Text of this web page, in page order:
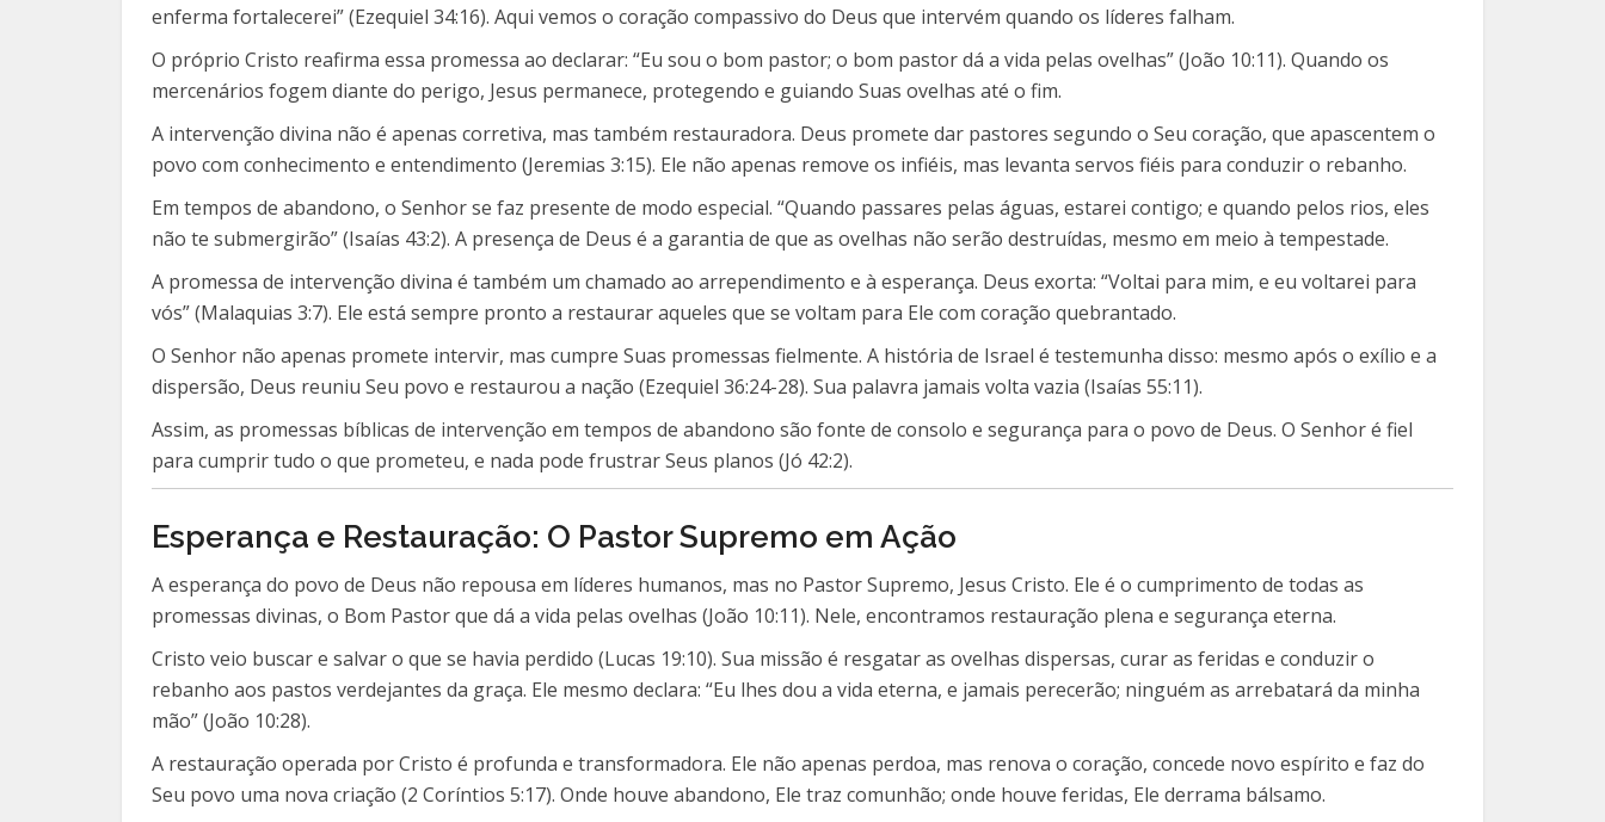
enferma fortalecerei” (Ezequiel 34:16). Aqui vemos o coração compassivo do Deus que intervém quando os líderes falham.
O próprio Cristo reafirma essa promessa ao declarar: “Eu sou o bom pastor; o bom pastor dá a vida pelas ovelhas” (João 10:11). Quando os
mercenários fogem diante do perigo, Jesus permanece, protegendo e guiando Suas ovelhas até o fim.
A intervenção divina não é apenas corretiva, mas também restauradora. Deus promete dar pastores segundo o Seu coração, que apascentem o
povo com conhecimento e entendimento (Jeremias 3:15). Ele não apenas remove os infiéis, mas levanta servos fiéis para conduzir o rebanho.
Em tempos de abandono, o Senhor se faz presente de modo especial. “Quando passares pelas águas, estarei contigo; e quando pelos rios, eles
não te submergirão” (Isaías 43:2). A presença de Deus é a garantia de que as ovelhas não serão destruídas, mesmo em meio à tempestade.
A promessa de intervenção divina é também um chamado ao arrependimento e à esperança. Deus exorta: “Voltai para mim, e eu voltarei para
vós” (Malaquias 3:7). Ele está sempre pronto a restaurar aqueles que se voltam para Ele com coração quebrantado.
O Senhor não apenas promete intervir, mas cumpre Suas promessas fielmente. A história de Israel é testemunha disso: mesmo após o exílio e a
dispersão, Deus reuniu Seu povo e restaurou a nação (Ezequiel 36:24-28). Sua palavra jamais volta vazia (Isaías 55:11).
Assim, as promessas bíblicas de intervenção em tempos de abandono são fonte de consolo e segurança para o povo de Deus. O Senhor é fiel
para cumprir tudo o que prometeu, e nada pode frustrar Seus planos (Jó 42:2).
Esperança e Restauração: O Pastor Supremo em Ação
A esperança do povo de Deus não repousa em líderes humanos, mas no Pastor Supremo, Jesus Cristo. Ele é o cumprimento de todas as
promessas divinas, o Bom Pastor que dá a vida pelas ovelhas (João 10:11). Nele, encontramos restauração plena e segurança eterna.
Cristo veio buscar e salvar o que se havia perdido (Lucas 19:10). Sua missão é resgatar as ovelhas dispersas, curar as feridas e conduzir o
rebanho aos pastos verdejantes da graça. Ele mesmo declara: “Eu lhes dou a vida eterna, e jamais perecerão; ninguém as arrebatará da minha
mão” (João 10:28).
A restauração operada por Cristo é profunda e transformadora. Ele não apenas perdoa, mas renova o coração, concede novo espírito e faz do
Seu povo uma nova criação (2 Coríntios 5:17). Onde houve abandono, Ele traz comunhão; onde houve feridas, Ele derrama bálsamo.